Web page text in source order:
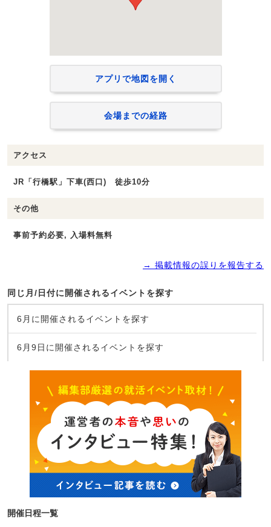
アプリで地図を開く
会場までの経路
アクセス
JR「行橋駅」下車(西口) 徒歩10分
その他
事前予約必要, 入場料無料
→ 掲載情報の誤りを報告する
同じ月/日付に開催されるイベントを探す
6月に開催されるイベントを探す
6月9日に開催されるイベントを探す
開催日程一覧